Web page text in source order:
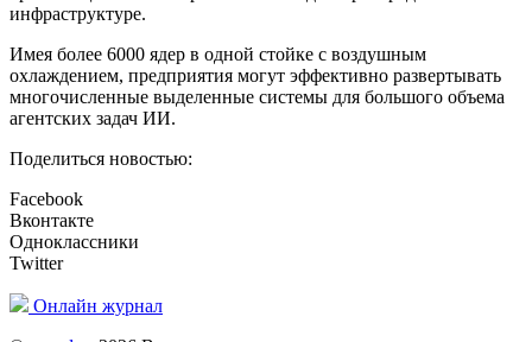
инфраструктуре.
Имея более 6000 ядер в одной стойке с воздушным
охлаждением, предприятия могут эффективно развертывать
многочисленные выделенные системы для большого объема
агентских задач ИИ.
Поделиться новостью:
Facebook
Вконтакте
Одноклассники
Twitter
Онлайн журнал